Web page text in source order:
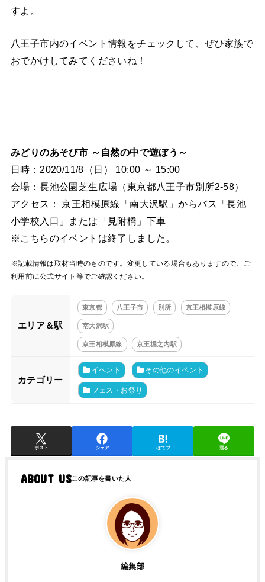
すよ。
八王子市内のイベント情報をチェックして、ぜひ家族で
おでかけしてみてくださいね！
みどりのあそび市 ～自然の中で遊ぼう～
日時：2020/11/8（日） 10:00 ～ 15:00
会場：長池公園芝生広場（東京都八王子市別所2-58）
アクセス： 京王相模原線「南大沢駅」からバス「長池
小学校入口」または「見附橋」下車
※こちらのイベントは終了しました。
※記載情報は取材当時のものです。変更している場合もありますので、ご
利用前に公式サイト等でご確認ください。
エリア＆駅
東京都 八王子市 別所 京王相模原線
南大沢駅
京王相模原線 京王堀之内駅
カテゴリー
イベント その他のイベント
フェス・お祭り
ポスト シェア はてブ 送る
ABOUT US
編集部